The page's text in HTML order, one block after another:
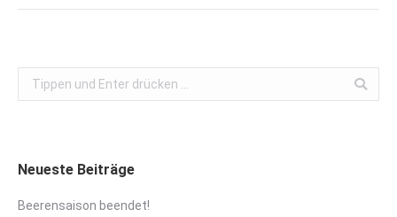
Search:
Neueste Beiträge
Beerensaison beendet!